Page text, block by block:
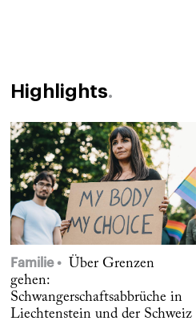
Highlights
Familie
Über Grenzen
gehen:
Schwangerschaftsabbrüche in
Liechtenstein und der Schweiz